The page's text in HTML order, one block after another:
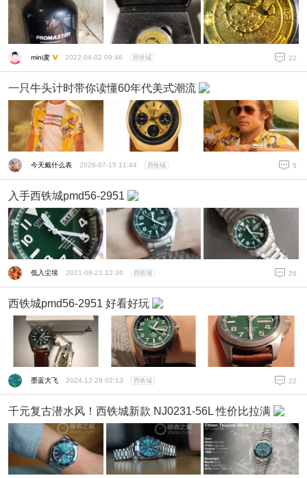
mini麦 2022-04-02 09:46 西铁城 22
一只牛头计时带你读懂60年代美式潮流
今天戴什么表 2026-07-15 11:44 西铁城 5
入手西铁城pmd56-2951
低入尘埃 2021-08-21 12:36 西铁城 26
西铁城pmd56-2951 好看好玩
墨蓝大飞 2024-12-29 02:13 西铁城 22
千元复古潜水风！西铁城新款 NJ0231-56L 性价比拉满